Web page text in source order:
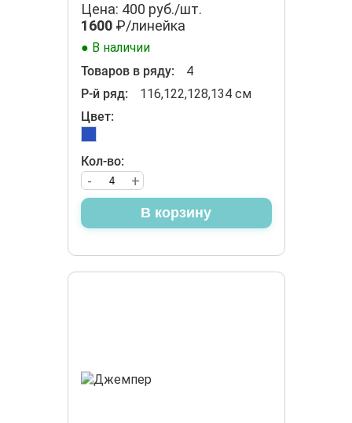
Цена: 400 руб./шт.
1600₽/линейка
● В наличии
Товаров в ряду:
4
Р-й ряд:
116,122,128,134 см
Цвет:
Кол-во:
+
-
В корзину